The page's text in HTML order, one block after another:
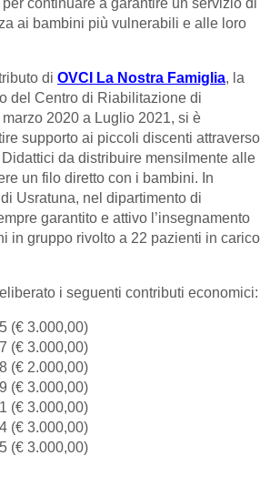
continuare a garantire un servizio di
ai bambini più vulnerabili e alle loro
di OVCI La Nostra Famiglia, la
del Centro di Riabilitazione di
2020 a Luglio 2021, si è
supporto ai piccoli discenti attraverso
Didattici da distribuire mensilmente alle
un filo diretto con i bambini. In
Usratuna, nel dipartimento di
garantito e attivo l’insegnamento
in gruppo rivolto a 22 pazienti in carico
i seguenti contributi economici:
(€ 3.000,00)
(€ 3.000,00)
(€ 2.000,00)
(€ 3.000,00)
(€ 3.000,00)
(€ 3.000,00)
(€ 3.000,00)